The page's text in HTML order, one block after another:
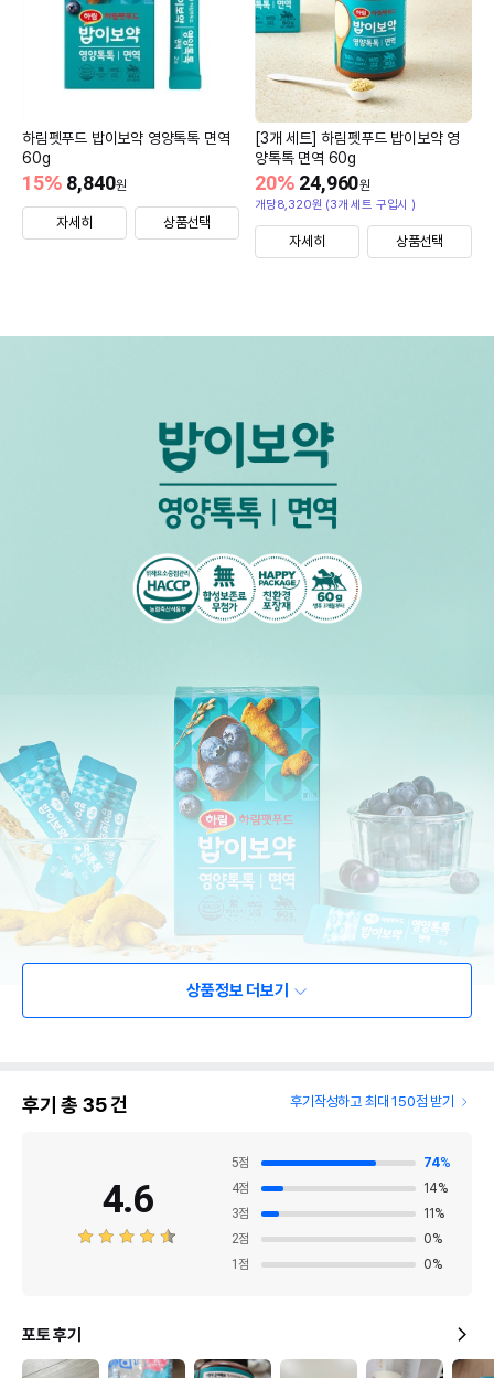
하림펫푸드 밥이보약 영양톡톡 면역
60g
8,840원
15%
자세히 상품선택
[3개 세트] 하림펫푸드 밥이보약 영
양톡톡 면역 60g
24,960원
20%
개당8,320원 (3개 세트 구입시 )
자세히 상품선택
상품정보 더보기
후기 총 35건 후기작성하고 최대 150점 받기
4.6
5점 74%
4점 14%
3점 11 %
2점 0%
1 점 0%
포토 후기